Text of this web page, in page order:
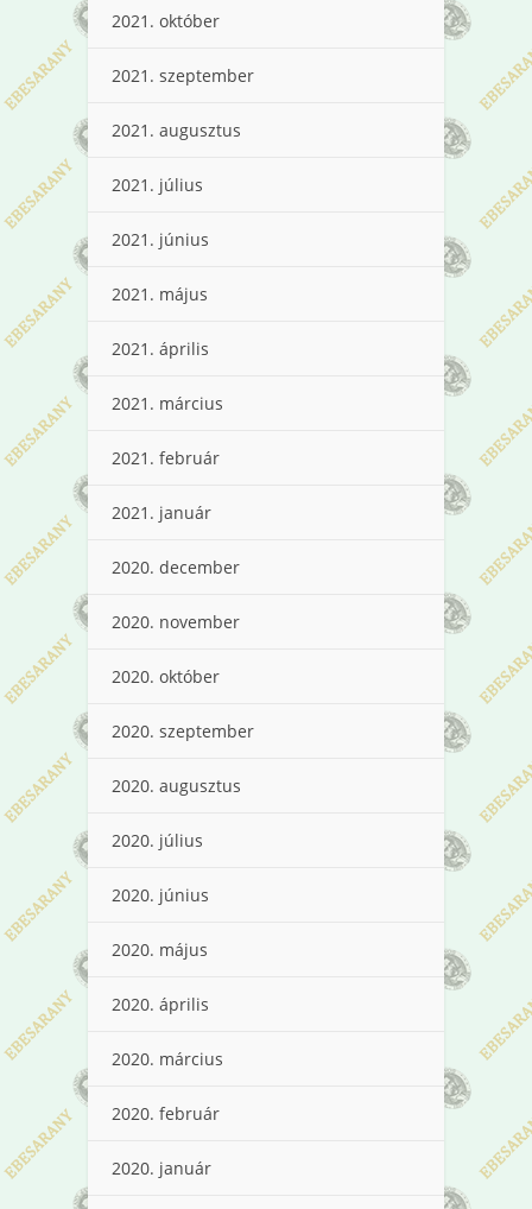
2021. október
2021. szeptember
2021. augusztus
2021. július
2021. június
2021. május
2021. április
2021. március
2021. február
2021. január
2020. december
2020. november
2020. október
2020. szeptember
2020. augusztus
2020. július
2020. június
2020. május
2020. április
2020. március
2020. február
2020. január